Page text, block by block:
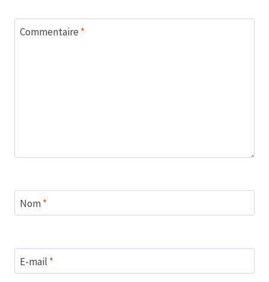
Commentaire *
Nom*
E-mail *